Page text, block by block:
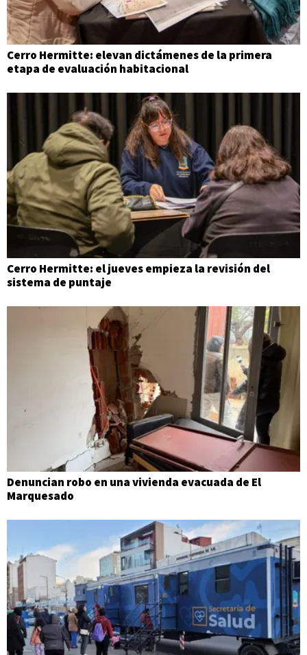
Cerro Hermitte: elevan dictámenes de la primera
etapa de evaluación habitacional
Cerro Hermitte: el jueves empieza la revisión del
sistema de puntaje
Denuncian robo en una vivienda evacuada de El
Marquesado